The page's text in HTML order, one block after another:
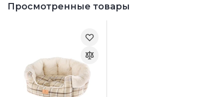
Просмотренные товары